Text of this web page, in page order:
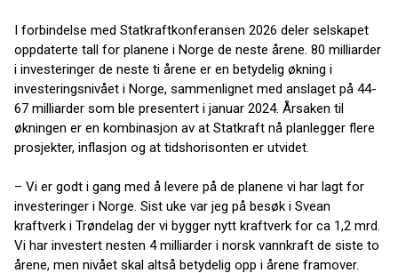
I forbindelse med Statkraftkonferansen 2026 deler selskapet
oppdaterte tall for planene i Norge de neste årene. 80 milliarder
i investeringer de neste ti årene er en betydelig økning i
investeringsnivået i Norge, sammenlignet med anslaget på 44-
67 milliarder som ble presentert i januar 2024. Årsaken til
økningen er en kombinasjon av at Statkraft nå planlegger flere
prosjekter, inflasjon og at tidshorisonten er utvidet.
– Vi er godt i gang med å levere på de planene vi har lagt for
investeringer i Norge. Sist uke var jeg på besøk i Svean
kraftverk i Trøndelag der vi bygger nytt kraftverk for ca 1,2 mrd.
Vi har investert nesten 4 milliarder i norsk vannkraft de siste to
årene, men nivået skal altså betydelig opp i årene framover.